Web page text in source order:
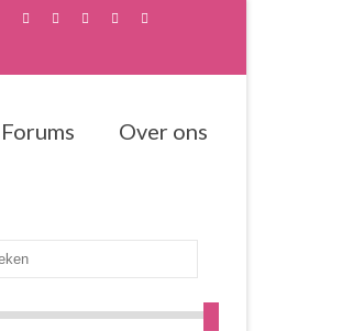
Forums Over ons